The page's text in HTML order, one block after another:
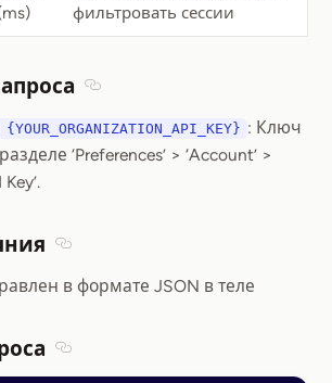
фильтровать сессии
: Ключ
‘Preferences’ > ‘Account’ >
в формате JSON в теле